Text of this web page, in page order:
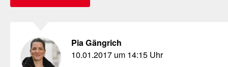
Pia Gängrich
10.01.2017 um 14:15 Uhr